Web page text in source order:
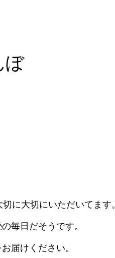
ぼ
に大切にいただいてます。
毎日だそうです。
届けください。